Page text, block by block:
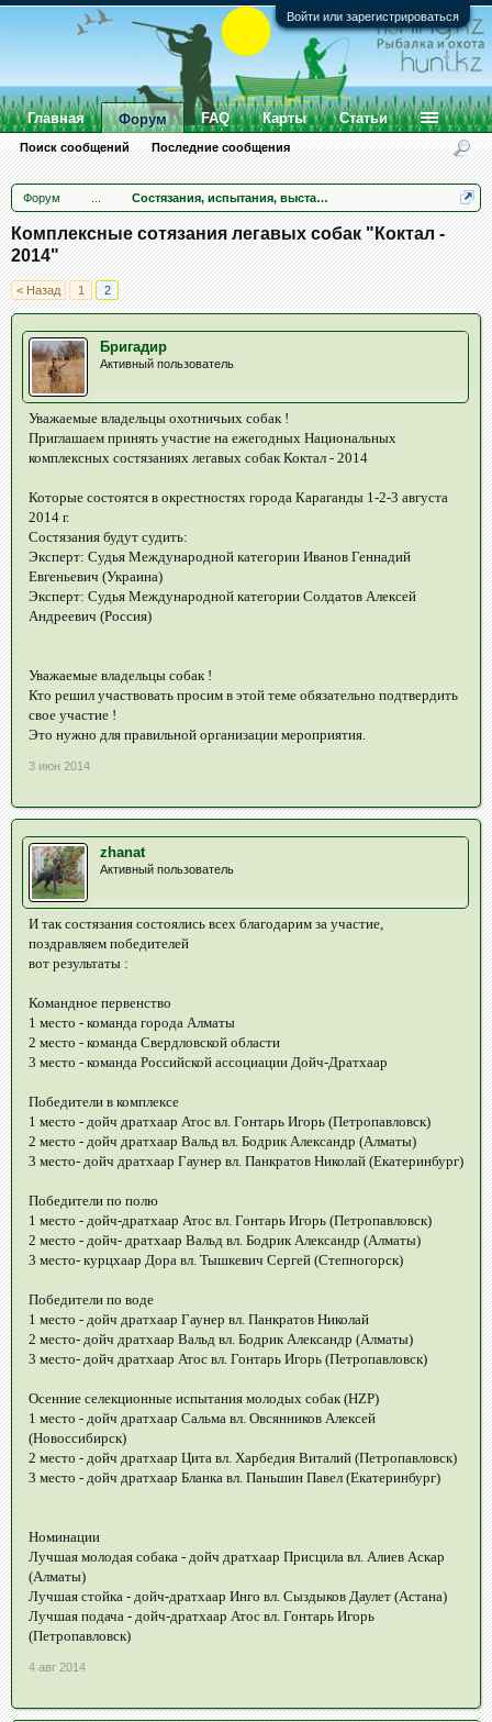
Войти или зарегистрироваться
Форум Состязания, испытания, выставки
Комплексные сотязания легавых собак "Коктал -
2014"
< Назад 1 2
Бригадир
Активный пользователь
Уважаемые владельцы охотничьих собак !
Приглашаем принять участие на ежегодных Национальных
комплексных состязаниях легавых собак Коктал - 2014
Которые состоятся в окрестностях города Караганды 1-2-3 августа
2014 г.
Состязания будут судить:
Эксперт: Судья Международной категории Иванов Геннадий
Евгеньевич (Украина)
Эксперт: Судья Международной категории Солдатов Алексей
Андреевич (Россия)
Уважаемые владельцы собак !
Кто решил участвовать просим в этой теме обязательно подтвердить
свое участие !
Это нужно для правильной организации мероприятия.
3 июн 2014
zhanat
Активный пользователь
И так состязания состоялись всех благодарим за участие,
поздравляем победителей
вот результаты :
Командное первенство
1 место - команда города Алматы
2 место - команда Свердловской области
3 место - команда Российской ассоциации Дойч-Дратхаар
Победители в комплексе
1 место - дойч дратхаар Атос вл. Гонтарь Игорь (Петропавловск)
2 место - дойч дратхаар Вальд вл. Бодрик Александр (Алматы)
3 место- дойч дратхаар Гаунер вл. Панкратов Николай (Екатеринбург)
Победители по полю
1 место - дойч-дратхаар Атос вл. Гонтарь Игорь (Петропавловск)
2 место - дойч- дратхаар Вальд вл. Бодрик Александр (Алматы)
3 место- курцхаар Дора вл. Тышкевич Сергей (Степногорск)
Победители по воде
1 место - дойч дратхаар Гаунер вл. Панкратов Николай
2 место- дойч дратхаар Вальд вл. Бодрик Александр (Алматы)
3 место- дойч дратхаар Атос вл. Гонтарь Игорь (Петропавловск)
Осенние селекционные испытания молодых собак (HZP)
1 место - дойч дратхаар Сальма вл. Овсянников Алексей
(Новоссибирск)
2 место - дойч дратхаар Цита вл. Харбедия Виталий (Петропавловск)
3 место - дойч дратхаар Бланка вл. Паньшин Павел (Екатеринбург)
Номинации
Лучшая молодая собака - дойч дратхаар Присцила вл. Алиев Аскар
(Алматы)
Лучшая стойка - дойч-дратхаар Инго вл. Сыздыков Даулет (Астана)
Лучшая подача - дойч-дратхаар Атос вл. Гонтарь Игорь
(Петропавловск)
4 авг 2014
Главная Форум
Поиск сообщений Последние сообщения
FAQ Карты Статьи